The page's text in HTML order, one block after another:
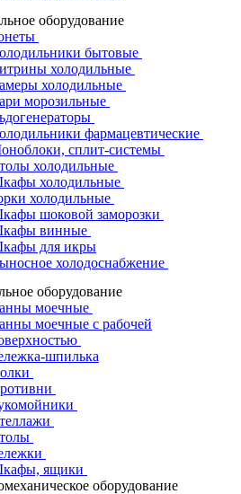
оборудование
бытовые
холодильные
холодильные
морозильные
фармацевтические
сплит-системы
холодильные
холодильные
холодильные
шоковой заморозки
винные
для икры
холодоснабжение
оборудование
моечные
моечные с рабочей
шпилька
ящики
оборудование